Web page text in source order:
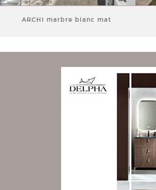
ARCHI marbre blanc mat